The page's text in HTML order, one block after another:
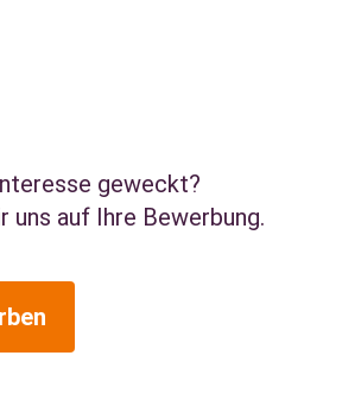
geweckt?
uns auf Ihre Bewerbung.